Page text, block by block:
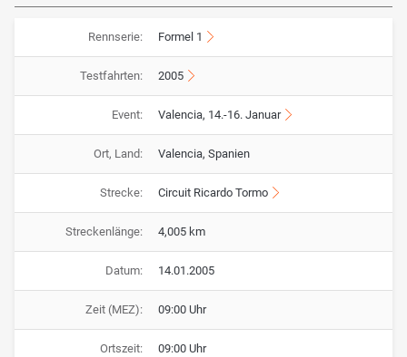
Rennserie: Formel 1
Testfahrten: 2005
Event: Valencia, 14.-16. Januar
Ort, Land: Valencia, Spanien
Strecke: Circuit Ricardo Tormo
Streckenlänge: 4,005 km
Datum: 14.01.2005
Zeit (MEZ): 09:00 Uhr
Ortszeit: 09:00 Uhr